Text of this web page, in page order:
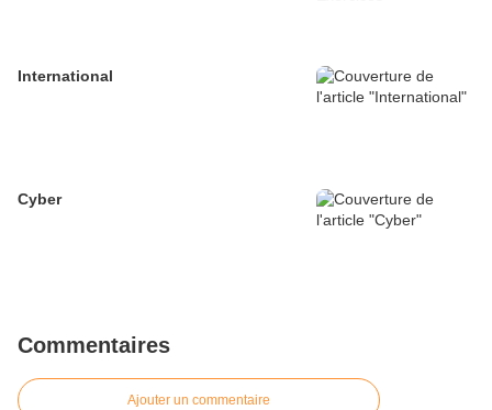
International
Cyber
Commentaires
Ajouter un commentaire